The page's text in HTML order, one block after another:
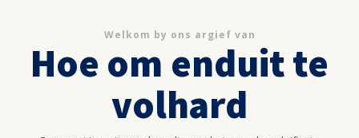
Welkom by ons argief van
Hoe om enduit te
volhard